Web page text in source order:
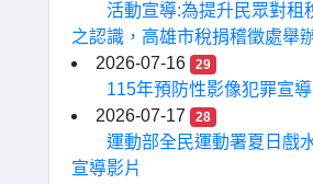
活動宣導:為提升民眾對租
之認識，高雄市稅捐稽徵處舉
2026-07-16
29
115年預防性影像犯罪宣導
2026-07-17
28
運動部全民運動署夏日戲
宣導影片